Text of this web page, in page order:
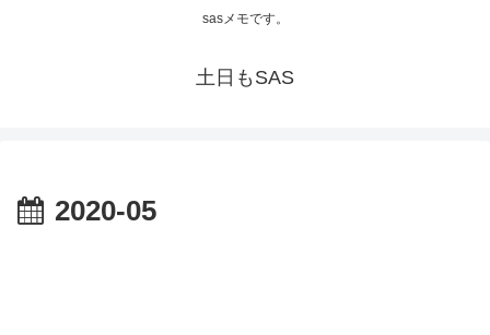
sasメモです。
土日もSAS
2020-05